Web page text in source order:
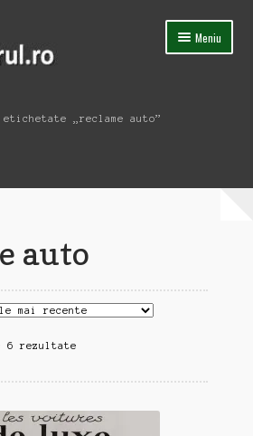
Meniu
etichetate „reclame auto”
auto
6 rezultateSortat
cele
recente